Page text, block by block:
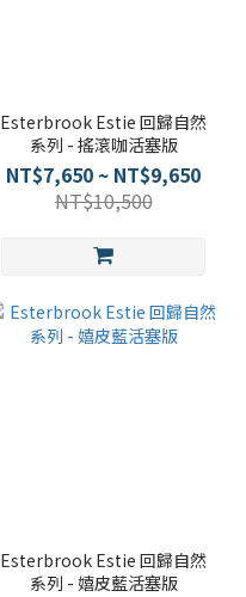
Esterbrook Estie 回歸自然
系列 - 搖滾咖活塞版
NT$7,650 ~ NT$9,650
NT$10,500
Esterbrook Estie 回歸自然
系列 - 嬉皮藍活塞版